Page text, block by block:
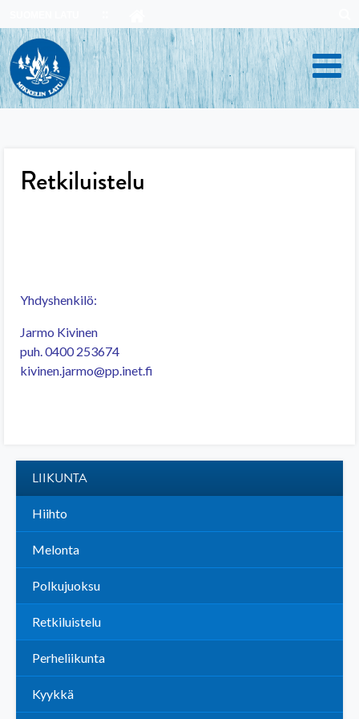
to
content
Retkiluistelu
Yhdyshenkilö:
Jarmo Kivinen
puh. 0400 253674
kivinen.jarmo@pp.inet.fi
LIIKUNTA
Hiihto
Melonta
Polkujuoksu
Retkiluistelu
Perheliikunta
Kyykkä